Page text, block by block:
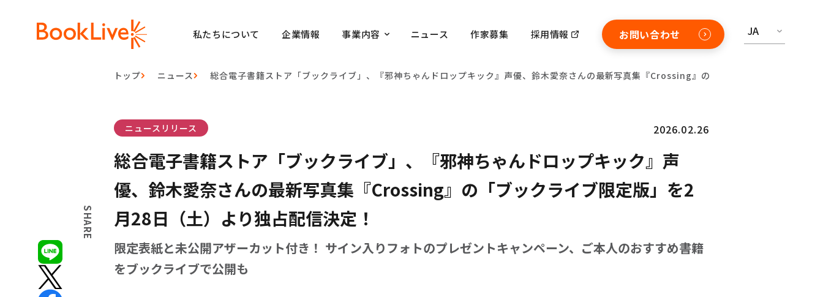
私たちについて 企業情報 事業内容 ニュース 作家募集 採用情報 お問い合わせ JA
トップ ニュース 総合電子書籍ストア「ブックライブ」、『邪神ちゃんドロップキック』声優、鈴木愛奈さんの最新写真集『Crossing』の「ブックライブ限定版」
SHARE
ニュースリリース 2026.02.26
総合電子書籍ストア「ブックライブ」、『邪神ちゃんドロップキック』声
優、鈴木愛奈さんの最新写真集『Crossing』の「ブックライブ限定版」を2
月28日（土）より独占配信決定！
限定表紙と未公開アザーカット付き！ サイン入りフォトのプレゼントキャンペーン、ご本人のおすすめ書籍
をブックライブで公開も